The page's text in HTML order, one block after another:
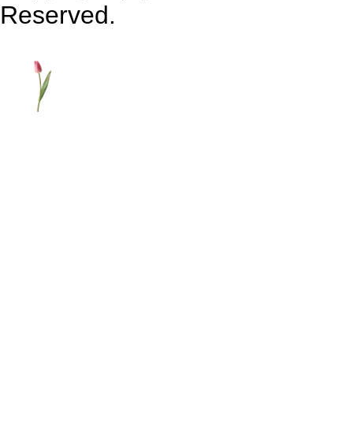
Reserved.